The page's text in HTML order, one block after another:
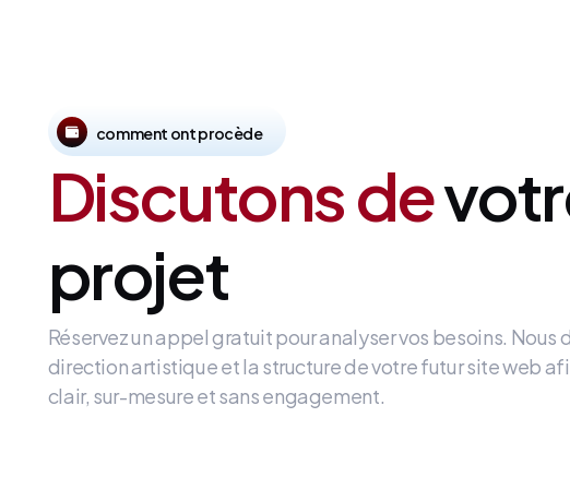
comment ont procède
Discutons de
projet
Réservez un appel gratuit pour analyser vos besoins.
direction artistique et la structure de votre futur site web
clair, sur-mesure et sans engagement.